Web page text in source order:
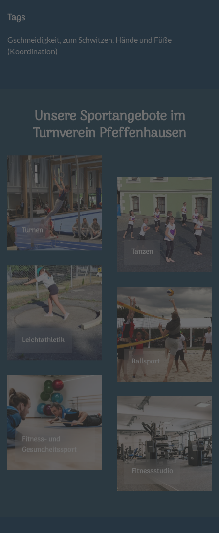
Tags
Gschmeidigkeit, zum Schwitzen, Hände und Füße
(Koordination)
Unsere Sportangebote im
Turnverein Pfeffenhausen
Turnen
Tanzen
Leichtathletik
Ballsport
Fitness- und
Gesundheitssport
Fitnessstudio